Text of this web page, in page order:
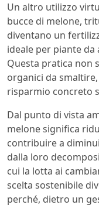
Un altro utilizzo
bucce di melone,
diventano un
ideale per piante
Questa pratica non
organici da
risparmio concreto
Dal punto di vista
melone significa
contribuire a
dalla loro
cui la lotta ai
scelta sostenibile
perché, dietro un